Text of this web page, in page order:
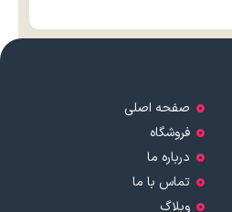
صفحه اصلی
فروشگاه
درباره ما
تماس با ما
وبلاگ